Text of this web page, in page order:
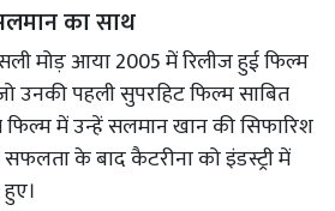
का साथ
मोड़ आया 2005 में रिलीज हुई फिल्म
उनकी पहली सुपरहिट फिल्म साबित
फिल्म में उन्हें सलमान खान की सिफारिश
के बाद कैटरीना को इंडस्ट्री में